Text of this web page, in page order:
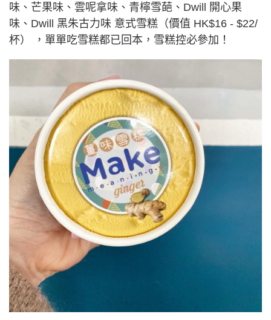
味、芒果味、雲呢拿味、青檸雪葩、Dwill 開心果
味、Dwill 黑朱古力味 意式雪糕（價值 HK$16 - $22/
杯） ，單單吃雪糕都已回本，雪糕控必參加！